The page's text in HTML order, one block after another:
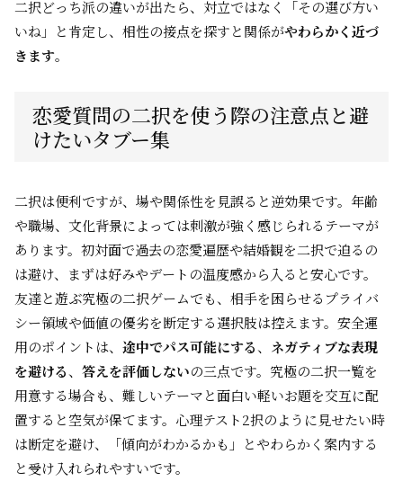
二択どっち派の違いが出たら、対立ではなく「その選び方い
いね」と肯定し、相性の接点を探すと関係がやわらかく近づ
きます。
恋愛質問の二択を使う際の注意点と避
けたいタブー集
二択は便利ですが、場や関係性を見誤ると逆効果です。年齢
や職場、文化背景によっては刺激が強く感じられるテーマが
あります。初対面で過去の恋愛遍歴や結婚観を二択で迫るの
は避け、まずは好みやデートの温度感から入ると安心です。
友達と遊ぶ究極の二択ゲームでも、相手を困らせるプライバ
シー領域や価値の優劣を断定する選択肢は控えます。安全運
用のポイントは、 途中でパス可能にする、 ネガティブな表現
を避ける、 答えを評価しないの三点です。究極の二択一覧を
用意する場合も、難しいテーマと面白い軽いお題を交互に配
置すると空気が保てます。心理テスト2択のように見せたい時
は断定を避け、「傾向がわかるかも」とやわらかく案内する
と受け入れられやすいです。